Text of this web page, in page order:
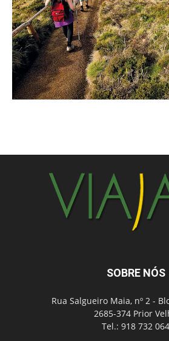
SOBRE NÓS
Rua Salgueiro Maia, nº 2 -
2685-374 Prior
Tel.: 918 732 064